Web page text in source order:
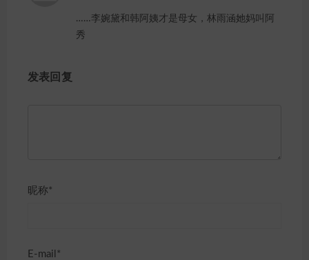
……李婉黛和韩阿姨才是母女，林雨涵她妈叫阿
秀
发表回复
昵称*
E-mail*